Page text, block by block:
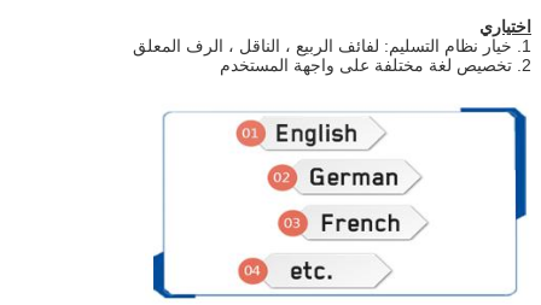
اختياري
1. خيار نظام التسليم: لفائف الربيع ، الناقل ، الرف المعلق
2. تخصيص لغة مختلفة على واجهة المستخدم